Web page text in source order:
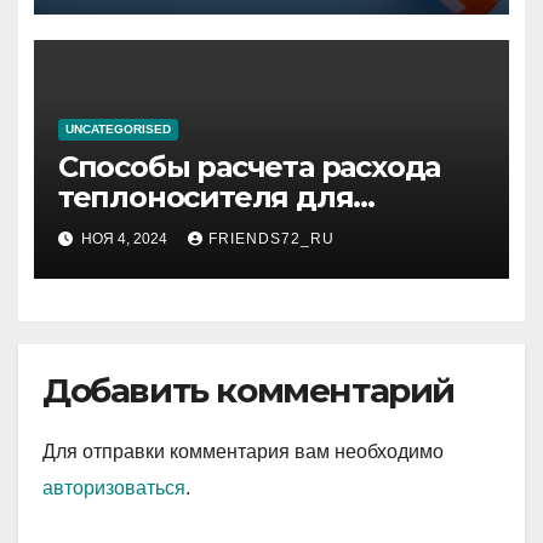
UNCATEGORISED
Способы расчета расхода
теплоносителя для
системы отопления
НОЯ 4, 2024 FRIENDS72_RU
Добавить комментарий
Для отправки комментария вам необходимо
авторизоваться.